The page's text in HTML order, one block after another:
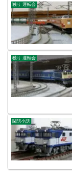
独り 運転会
独り 運転会
閑話小話